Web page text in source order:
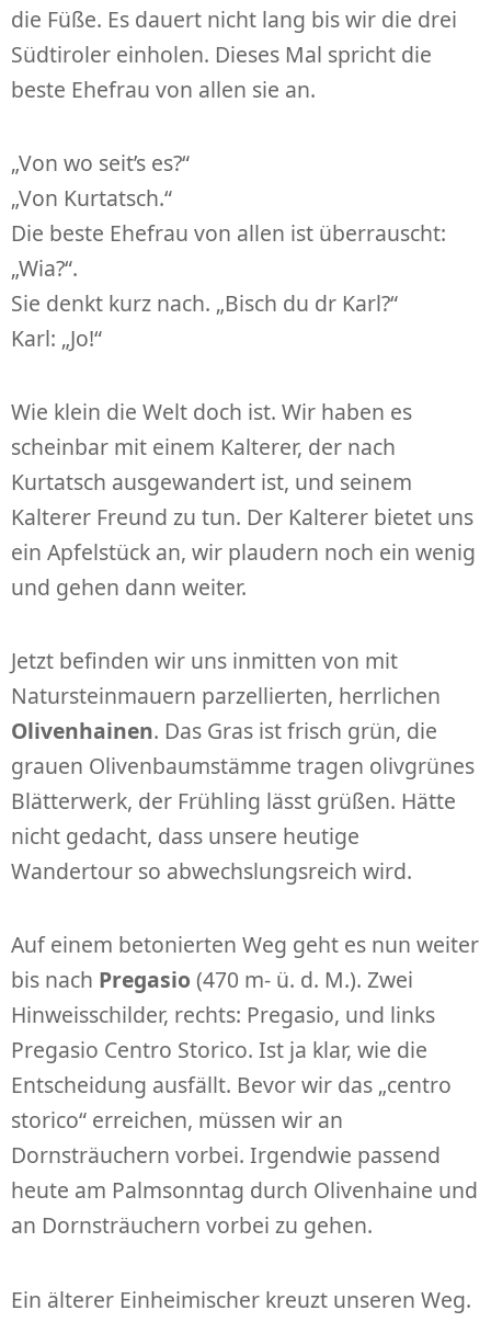
die Füße. Es dauert nicht lang bis wir die drei
Südtiroler einholen. Dieses Mal spricht die
beste Ehefrau von allen sie an.
„Von wo seit’s es?“
„Von Kurtatsch.“
Die beste Ehefrau von allen ist überrauscht:
„Wia?“.
Sie denkt kurz nach. „Bisch du dr Karl?“
Karl: „Jo!“
Wie klein die Welt doch ist. Wir haben es
scheinbar mit einem Kalterer, der nach
Kurtatsch ausgewandert ist, und seinem
Kalterer Freund zu tun. Der Kalterer bietet uns
ein Apfelstück an, wir plaudern noch ein wenig
und gehen dann weiter.
Jetzt befinden wir uns inmitten von mit
Natursteinmauern parzellierten, herrlichen
Olivenhainen. Das Gras ist frisch grün, die
grauen Olivenbaumstämme tragen olivgrünes
Blätterwerk, der Frühling lässt grüßen. Hätte
nicht gedacht, dass unsere heutige
Wandertour so abwechslungsreich wird.
Auf einem betonierten Weg geht es nun weiter
bis nach Pregasio (470 m- ü. d. M.). Zwei
Hinweisschilder, rechts: Pregasio, und links
Pregasio Centro Storico. Ist ja klar, wie die
Entscheidung ausfällt. Bevor wir das „centro
storico“ erreichen, müssen wir an
Dornsträuchern vorbei. Irgendwie passend
heute am Palmsonntag durch Olivenhaine und
an Dornsträuchern vorbei zu gehen.
Ein älterer Einheimischer kreuzt unseren Weg.